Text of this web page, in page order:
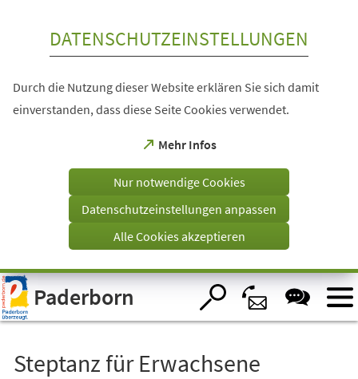
Visuelle
Assistenzsoftware
öffnen.
DATENSCHUTZEINSTELLUNGEN
Durch die Nutzung dieser Website erklären Sie sich damit
einverstanden, dass diese Seite Cookies verwendet.
Mehr Infos
(Öffnet
einem
Tab)
Nur notwendige Cookies
Datenschutzeinstellungen anpassen
Alle Cookies akzeptieren
Paderborn
Steptanz für Erwachsene